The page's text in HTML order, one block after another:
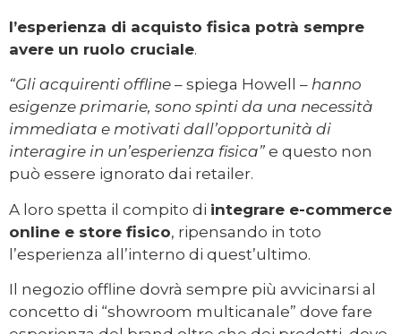
l’esperienza di acquisto fisica potrà sempre
avere un ruolo cruciale.
“Gli acquirenti offline – spiega Howell – hanno
esigenze primarie, sono spinti da una necessità
immediata e motivati dall’opportunità di
interagire in un’esperienza fisica” e questo non
può essere ignorato dai retailer.
A loro spetta il compito di integrare e-commerce
online e store fisico, ripensando in toto
l’esperienza all’interno di quest’ultimo.
Il negozio offline dovrà sempre più avvicinarsi al
concetto di “showroom multicanale” dove fare